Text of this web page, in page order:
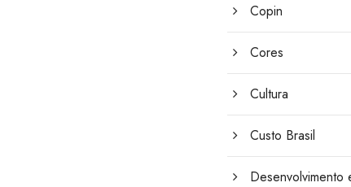
Copin
Cores
Cultura
Custo Brasil
Desenvolvimento